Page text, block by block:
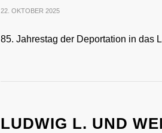
22. OKTOBER 2025
85. Jahrestag der Deportation in das
LUDWIG L. UND